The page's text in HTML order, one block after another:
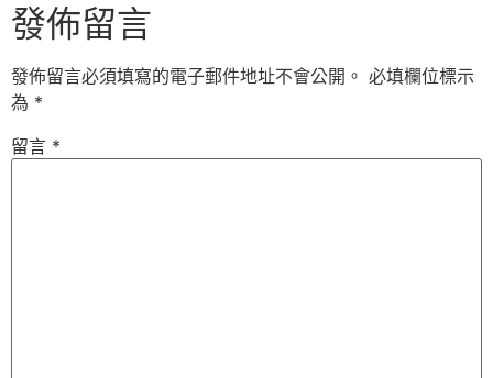
發佈留言
發佈留言必須填寫的電子郵件地址不會公開。 必填欄位標示
為 *
留言 *